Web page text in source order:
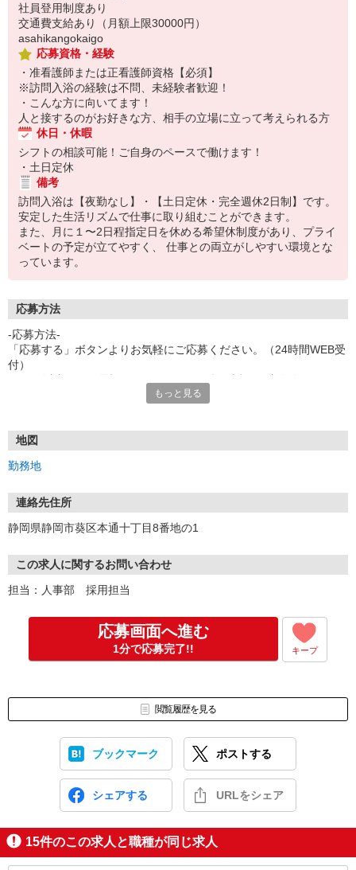
社員登用制度あり
交通費支給あり（月額上限30000円）
asahikangokaigo
応募資格・経験
・准看護師または正看護師資格【必須】
※訪問入浴の経験は不問、未経験者歓迎！
・こんな方に向いてます！
人と接するのがお好きな方、相手の立場に立って考えられる方
休日・休暇
シフトの相談可能！ご自身のペースで働けます！
・土日定休
備考
訪問入浴は【夜勤なし】・【土日定休・完全週休2日制】です。
安定した生活リズムで仕事に取り組むことができます。
また、月に１〜2日程指定日を休める希望休制度があり、プライ
ベートの予定が立てやすく、 仕事との両立がしやすい環境とな
っています。
応募方法
-応募方法-
「応募する」ボタンよりお気軽にご応募ください。（24時間WEB受
付）
☆ご応募・受付
☆採用担当者よりTEL・メール等にて面接日程等のご連絡（2日以
※土・日のご応募は翌週に順次ご対応させていただきます
↓
☆個人面接（1回）
・接客サービスとなりますので人柄重視の採用です！緊張されると
思いますが、お互いに硬くならずお話しましょう！
↓
☆入社（入社日要相談）
たい」方などオンラインで気軽に参加可能です。
詳しくはこちらよりご覧ください
もっと見る
地図
勤務地
連絡先住所
静岡県静岡市葵区本通十丁目8番地の1
この求人に関するお問い合わせ
担当：人事部 採用担当
応募画面へ進む
1分で応募完了!! キープ
閲覧履歴を見る
ブックマーク ポストする
シェアする URLをシェア
15件のこの求人と職種が同じ求人